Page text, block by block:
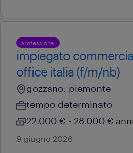
professional
impiegato
office italia (f/m/nb)
gozzano, piemonte
tempo determinato
22.000 € - 28.000 €
9 giugno 2026